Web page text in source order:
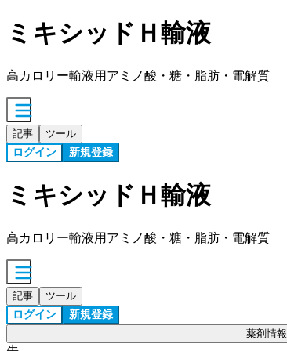
ミキシッドＨ輸液
高カロリー輸液用アミノ酸・糖・脂肪・電解質
記事 ツール
ログイン 新規登録
ミキシッドＨ輸液
高カロリー輸液用アミノ酸・糖・脂肪・電解質
記事 ツール
ログイン 新規登録
薬剤情報